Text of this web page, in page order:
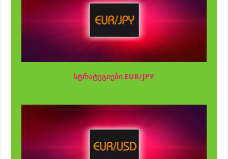
სტრატეგიები EUR/JPY